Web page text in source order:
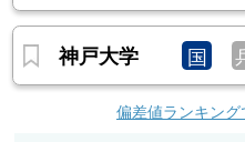
キリン、第一三共、田
本調剤、ツムラ、ア
七十七銀行 他
神戸大学 国
偏差値ランキン